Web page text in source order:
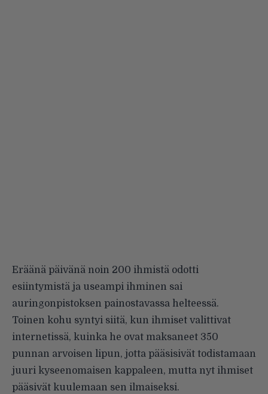
Eräänä päivänä noin 200 ihmistä odotti
esiintymistä ja useampi ihminen sai
auringonpistoksen painostavassa helteessä.
Toinen kohu syntyi siitä, kun ihmiset valittivat
internetissä, kuinka he ovat maksaneet 350
punnan arvoisen lipun, jotta pääsisivät todistamaan
juuri kyseenomaisen kappaleen, mutta nyt ihmiset
pääsivät kuulemaan sen ilmaiseksi.